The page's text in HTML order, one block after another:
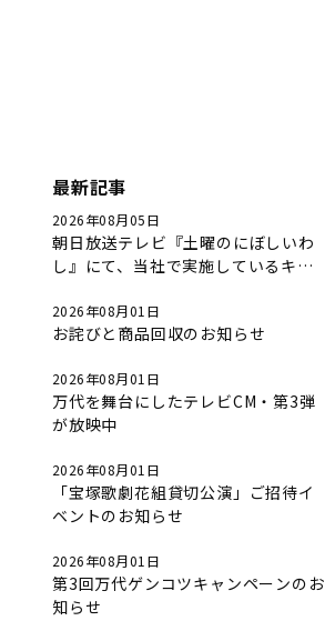
最新記事
2026年08月05日
朝日放送テレビ『土曜のにぼしいわ
し』にて、当社で実施しているキャ
2026年08月01日
お詫びと商品回収のお知らせ
2026年08月01日
万代を舞台にしたテレビCM・第3弾
が放映中
2026年08月01日
「宝塚歌劇花組貸切公演」ご招待イ
ベントのお知らせ
2026年08月01日
第3回万代ゲンコツキャンペーンのお
知らせ